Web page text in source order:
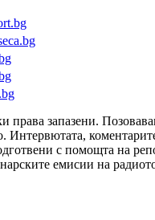
права запазени.
Интервютата,
с помощта на
емисии на